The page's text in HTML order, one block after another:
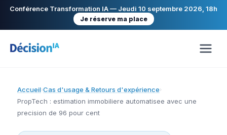
Conférence Transformation IA — Jeudi 10 septembre 2026, 18h
Je réserve ma place
Accueil›Cas d'usage & Retours d'expérience›
PropTech : estimation immobiliere automatisee avec une
precision de 96 pour cent